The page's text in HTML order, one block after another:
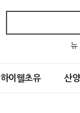
뉴
하이웰초유 산